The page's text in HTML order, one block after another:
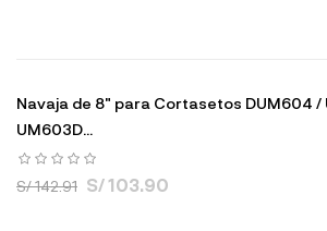
Navaja de 8" para Cortasetos DUM604 /
UM603D...
S/ 142.91 S/ 103.90